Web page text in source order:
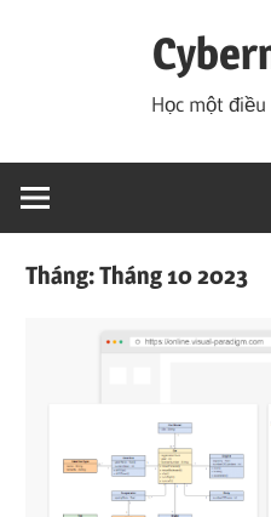
Học một
Tháng:Tháng 10 2023